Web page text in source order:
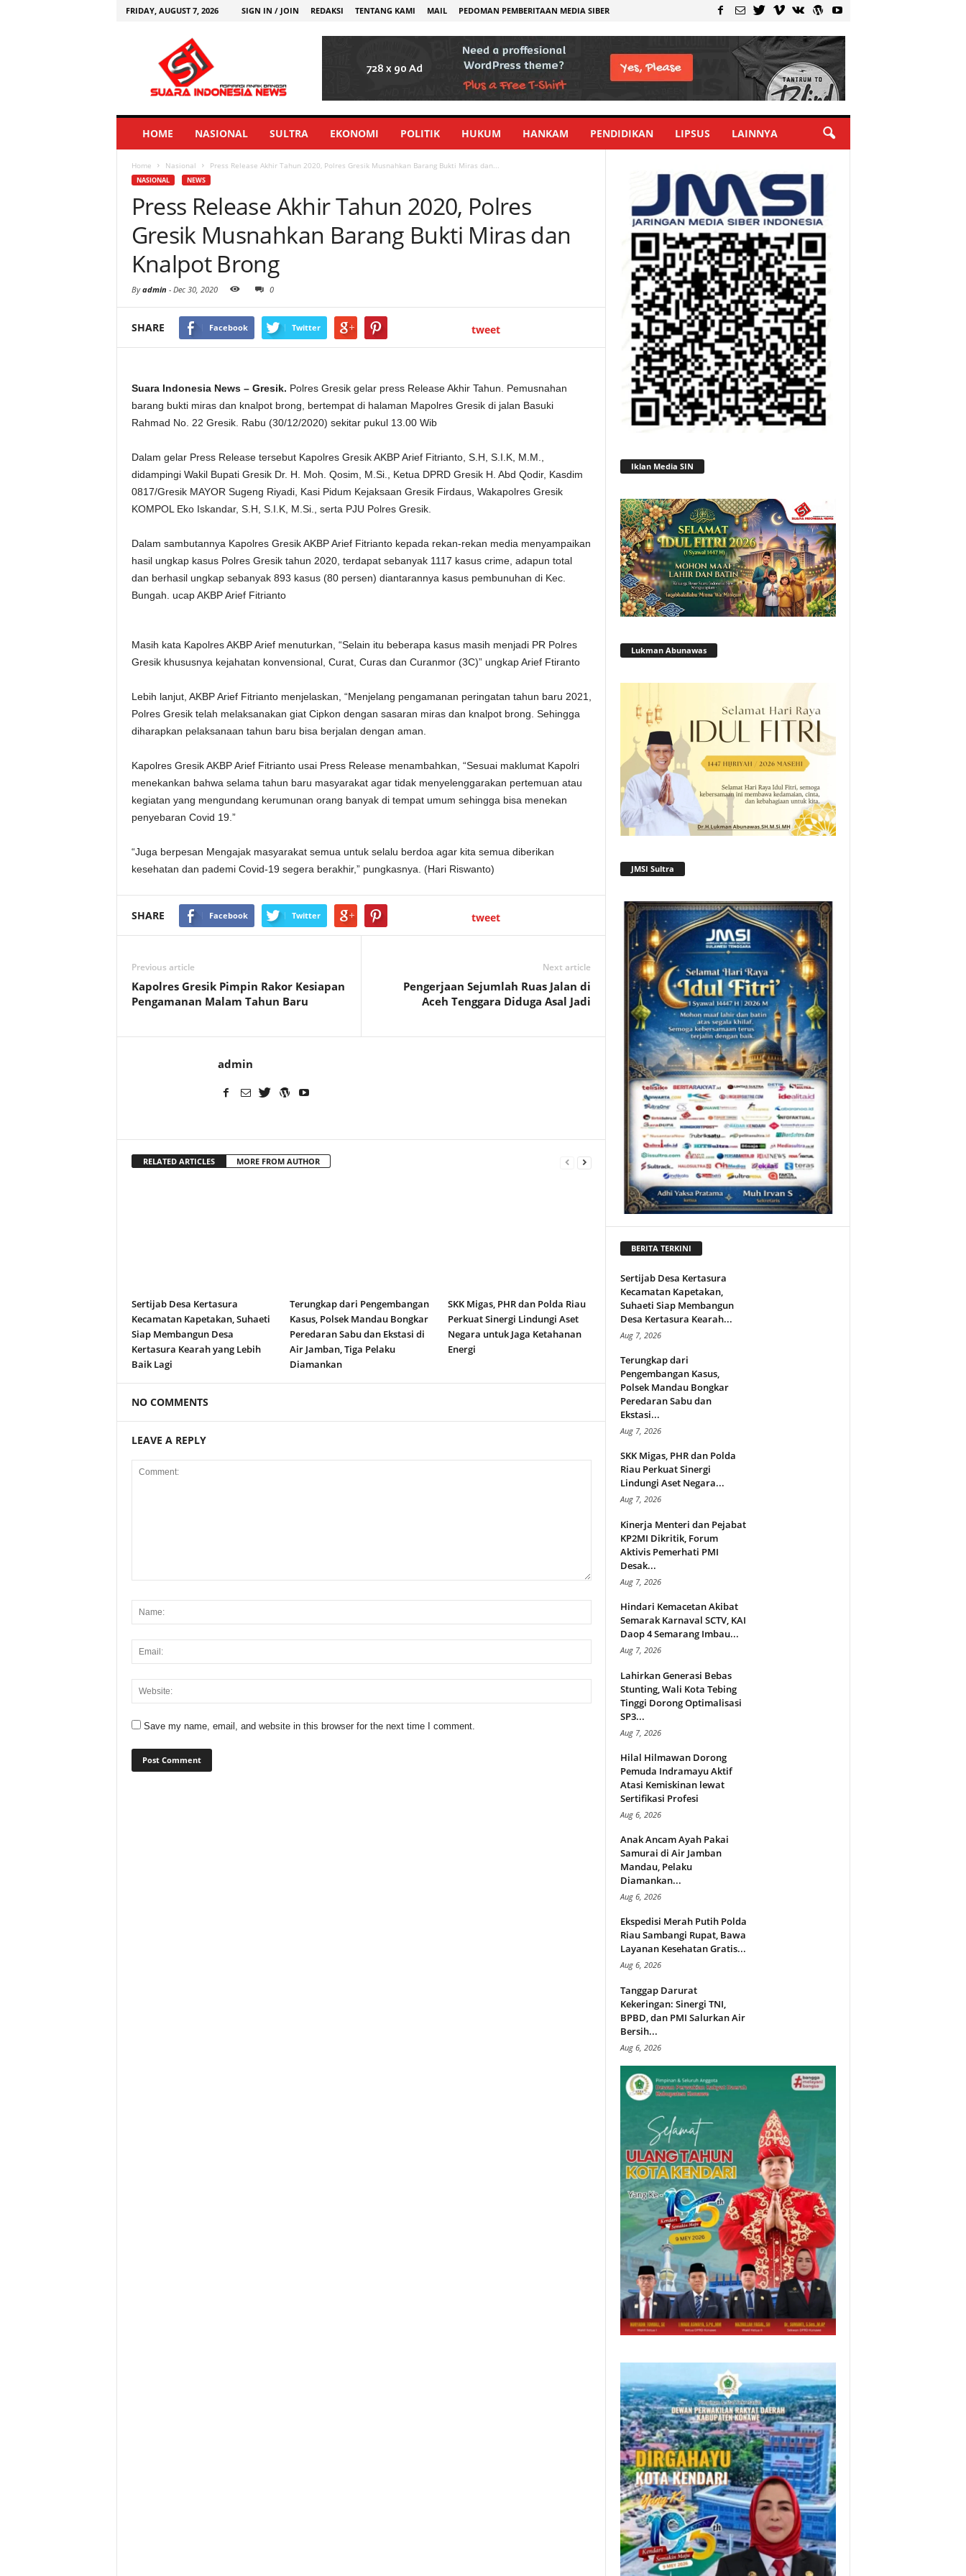
FRIDAY, AUGUST 7, 2026 SIGN IN / JOIN REDAKSI TENTANG KAMI MAIL PEDOMAN PEMBERITAAN MEDIA SIBER
HOME NASIONAL SULTRA EKONOMI POLITIK HUKUM HANKAM PENDIDIKAN LIPSUS LAINNYA
Home Nasional Press Release Akhir Tahun 2020, Polres Gresik Musnahkan Barang Bukti Miras dan...
NASIONAL NEWS
Press Release Akhir Tahun 2020, Polres
Gresik Musnahkan Barang Bukti Miras dan
Knalpot Brong
Byadmin - Dec 30, 2020 0
SHARE Facebook Twitter tweet
Suara Indonesia News – Gresik. Polres Gresik gelar press Release Akhir Tahun. Pemusnahan
barang bukti miras dan knalpot brong, bertempat di halaman Mapolres Gresik di jalan Basuki
Rahmad No. 22 Gresik. Rabu (30/12/2020) sekitar pukul 13.00 Wib
Dalam gelar Press Release tersebut Kapolres Gresik AKBP Arief Fitrianto, S.H, S.I.K, M.M.,
didampingi Wakil Bupati Gresik Dr. H. Moh. Qosim, M.Si., Ketua DPRD Gresik H. Abd Qodir, Kasdim
0817/Gresik MAYOR Sugeng Riyadi, Kasi Pidum Kejaksaan Gresik Firdaus, Wakapolres Gresik
KOMPOL Eko Iskandar, S.H, S.I.K, M.Si., serta PJU Polres Gresik.
Dalam sambutannya Kapolres Gresik AKBP Arief Fitrianto kepada rekan-rekan media menyampaikan
hasil ungkap kasus Polres Gresik tahun 2020, terdapat sebanyak 1117 kasus crime, adapun total
dan berhasil ungkap sebanyak 893 kasus (80 persen) diantarannya kasus pembunuhan di Kec.
Bungah. ucap AKBP Arief Fitrianto
Masih kata Kapolres AKBP Arief menuturkan, “Selain itu beberapa kasus masih menjadi PR Polres
Gresik khususnya kejahatan konvensional, Curat, Curas dan Curanmor (3C)” ungkap Arief Ftiranto
Lebih lanjut, AKBP Arief Fitrianto menjelaskan, “Menjelang pengamanan peringatan tahun baru 2021,
Polres Gresik telah melaksanakan giat Cipkon dengan sasaran miras dan knalpot brong. Sehingga
diharapkan pelaksanaan tahun baru bisa berjalan dengan aman.
Kapolres Gresik AKBP Arief Fitrianto usai Press Release menambahkan, “Sesuai maklumat Kapolri
menekankan bahwa selama tahun baru masyarakat agar tidak menyelenggarakan pertemuan atau
kegiatan yang mengundang kerumunan orang banyak di tempat umum sehingga bisa menekan
penyebaran Covid 19.”
“Juga berpesan Mengajak masyarakat semua untuk selalu berdoa agar kita semua diberikan
kesehatan dan pademi Covid-19 segera berakhir,” pungkasnya. (Hari Riswanto)
SHARE Facebook Twitter tweet
Previous article
Kapolres Gresik Pimpin Rakor Kesiapan
Pengamanan Malam Tahun Baru
Next article
Pengerjaan Sejumlah Ruas Jalan di
Aceh Tenggara Diduga Asal Jadi
admin
RELATED ARTICLES MORE FROM AUTHOR
Sertijab Desa Kertasura
Kecamatan Kapetakan, Suhaeti
Siap Membangun Desa
Kertasura Kearah yang Lebih
Baik Lagi
Terungkap dari Pengembangan
Kasus, Polsek Mandau Bongkar
Peredaran Sabu dan Ekstasi di
Air Jamban, Tiga Pelaku
Diamankan
SKK Migas, PHR dan Polda Riau
Perkuat Sinergi Lindungi Aset
Negara untuk Jaga Ketahanan
Energi
NO COMMENTS
LEAVE A REPLY
Save my name, email, and website in this browser for the next time I comment.
Iklan Media SIN
Lukman Abunawas
JMSI Sultra
BERITA TERKINI
Sertijab Desa Kertasura
Kecamatan Kapetakan,
Suhaeti Siap Membangun
Desa Kertasura Kearah...
Aug 7, 2026
Terungkap dari
Pengembangan Kasus,
Polsek Mandau Bongkar
Peredaran Sabu dan
Ekstasi...
Aug 7, 2026
SKK Migas, PHR dan Polda
Riau Perkuat Sinergi
Lindungi Aset Negara...
Aug 7, 2026
Kinerja Menteri dan Pejabat
KP2MI Dikritik, Forum
Aktivis Pemerhati PMI
Desak...
Aug 7, 2026
Hindari Kemacetan Akibat
Semarak Karnaval SCTV, KAI
Daop 4 Semarang Imbau...
Aug 7, 2026
Lahirkan Generasi Bebas
Stunting, Wali Kota Tebing
Tinggi Dorong Optimalisasi
SP3...
Aug 7, 2026
Hilal Hilmawan Dorong
Pemuda Indramayu Aktif
Atasi Kemiskinan lewat
Sertifikasi Profesi
Aug 6, 2026
Anak Ancam Ayah Pakai
Samurai di Air Jamban
Mandau, Pelaku
Diamankan...
Aug 6, 2026
Ekspedisi Merah Putih Polda
Riau Sambangi Rupat, Bawa
Layanan Kesehatan Gratis...
Aug 6, 2026
Tanggap Darurat
Kekeringan: Sinergi TNI,
BPBD, dan PMI Salurkan Air
Bersih...
Aug 6, 2026